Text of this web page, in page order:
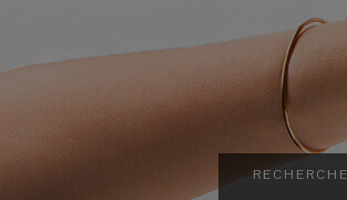
RECHERCHE